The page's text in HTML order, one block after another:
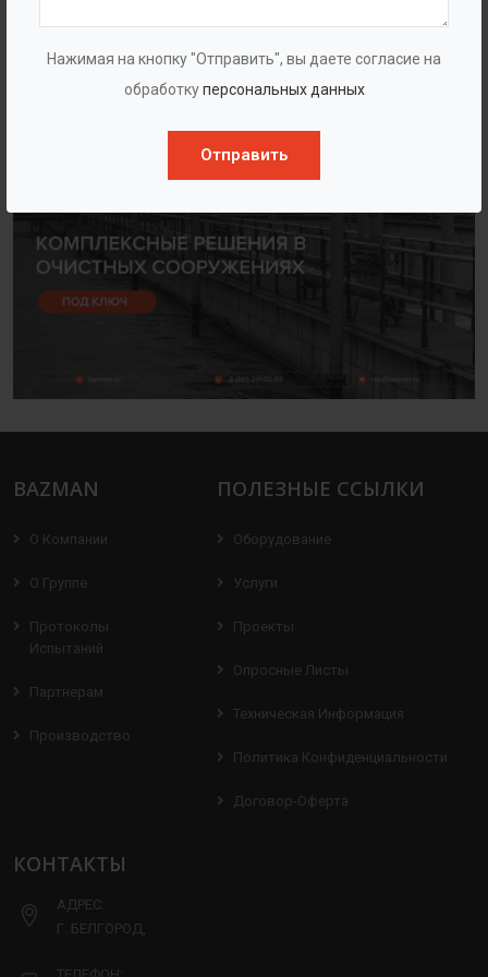
Нажимая на кнопку "Отправить", вы даете согласие на
обработкуперсональных данных
Отправить
сохранить природу для будущих поколений.
BAZMAN
О Компании
О Группе
Протоколы
Испытаний
Партнерам
Производство
ПОЛЕЗНЫЕ ССЫЛКИ
Оборудование
Услуги
Проекты
Опросные Листы
Техническая Информация
Политика Конфиденциальности
Договор-Оферта
КОНТАКТЫ
АДРЕС:
Г. БЕЛГОРОД,